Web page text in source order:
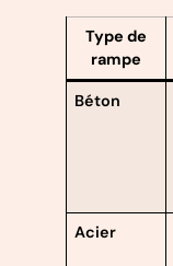
Type de
rampe
Béton
Acier